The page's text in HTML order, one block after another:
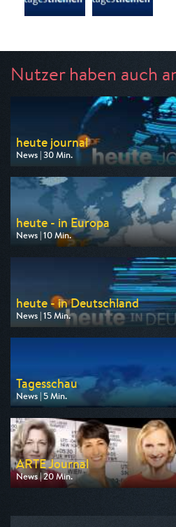
Nutzer haben auch
heute journal
News | 30 Min.
Ausgestrahlt von ZDF
am 07.08.2026, 22:00
heute - in Europa
News | 10 Min.
Ausgestrahlt von ZDF
am 10.08.2026, 16:00
heute - in Deutschland
News | 15 Min.
Ausgestrahlt von ZDF
am 10.08.2026, 14:00
Tagesschau
News | 5 Min.
Ausgestrahlt von ARD
am 08.08.2026, 01:20
ARTE Journal
News | 20 Min.
Ausgestrahlt von arte